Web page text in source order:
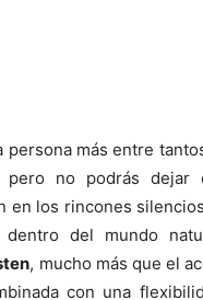
persona más entre
pero no podrás dejar
en los rincones
dentro del mundo
, mucho más que el
con una